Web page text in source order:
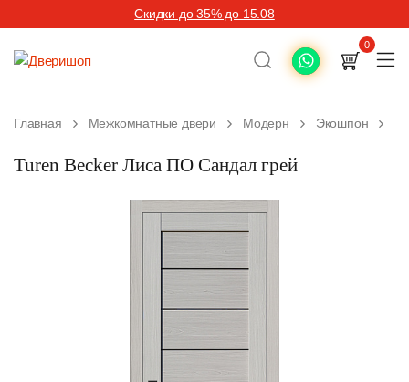
Скидки до 35% до 15.08
0
Главная Межкомнатные двери Модерн Экошпон
Turen Becker Лиса ПО Сандал грей